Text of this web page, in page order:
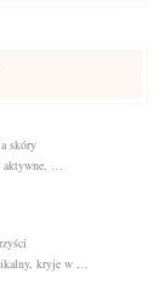
skóry
…
kryje w …